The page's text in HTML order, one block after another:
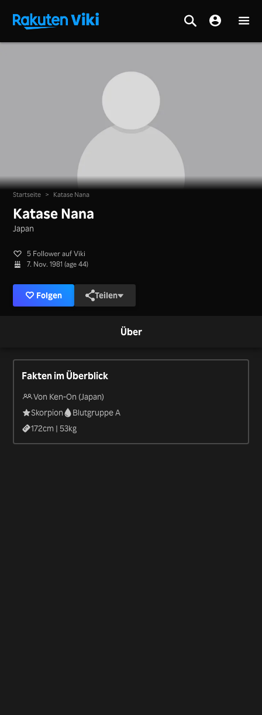
Startseite > Katase Nana
Katase Nana
Japan
5 Follower auf Viki
7. Nov. 1981 (age 44)
Folgen Teilen
Über
Fakten im Überblick
Von Ken-On (Japan)
Skorpion
Blutgruppe A
172cm |53kg